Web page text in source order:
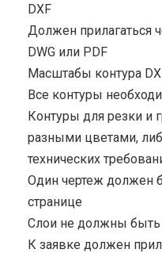
DXF
Должен прилагаться
DWG или PDF
Масштабы контура
Все контуры
Контуры для резки и
разными цветами,
технических
Один чертеж должен
странице
Cлои не должны
К заявке должен